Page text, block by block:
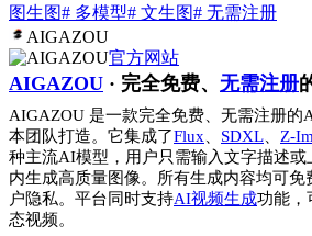
图生图# 多模型# 文生图# 无需注册
AIGAZOU
官方网站
AIGAZOU · 完全免费、 无需注册
AIGAZOU 是一款完全免费、无需注册的
本团队打造。它集成了Flux SDXL Z-
种主流AI模型，用户只需输入文字描述
内生成高质量图像。所有生成内容均可免
户隐私。平台同时支持AI视频生成功能，
态视频。